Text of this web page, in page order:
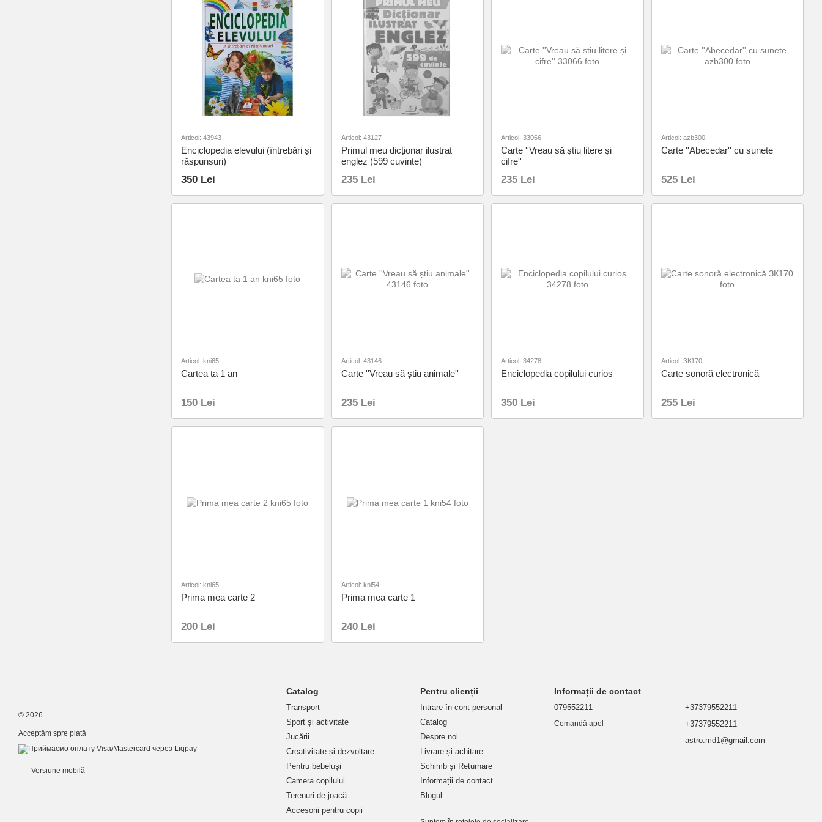
Articol: 43943
Enciclopedia elevului (întrebări și
răspunsuri)
350 Lei
Articol: 43127
Primul meu dicționar ilustrat
englez (599 cuvinte)
235 Lei
Articol: 33066
Carte ''Vreau să știu litere și
cifre''
235 Lei
Articol: azb300
Carte ''Abecedar'' cu sunete
525 Lei
Articol: kni65
Cartea ta 1 an
150 Lei
Articol: 43146
Carte ''Vreau să știu animale''
235 Lei
Articol: 34278
Enciclopedia copilului curios
350 Lei
Articol: ЗК170
Carte sonoră electronică
255 Lei
Articol: kni65
Prima mea carte 2
200 Lei
Articol: kni54
Prima mea carte 1
240 Lei
© 2026
Acceptăm spre plată
Versiune mobilă
Catalog
Transport
Sport și activitate
Jucării
Creativitate și dezvoltare
Pentru bebeluși
Camera copilului
Terenuri de joacă
Accesorii pentru copii
Pentru clienții
Intrare în cont personal
Catalog
Despre noi
Livrare și achitare
Schimb și Returnare
Informații de contact
Blogul
Informații de contact
079552211
Comandă apel
+37379552211
+37379552211
astro.md1@gmail.com